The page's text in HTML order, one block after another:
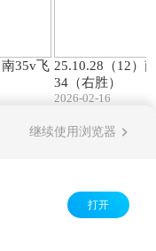
35v飞 25.10.28（12）
34（右胜）
2026-02-16
继续使用浏览器
打开